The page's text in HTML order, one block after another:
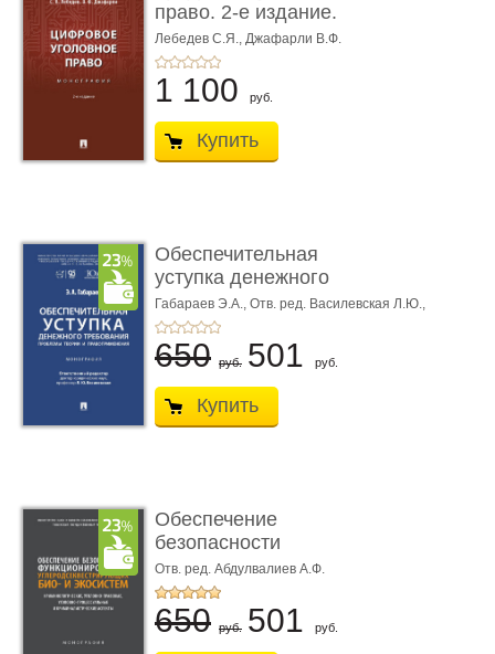
право. 2-е издание.
Монограф ...
Лебедев С.Я., Джафарли В.Ф.
1 100 руб.
Купить
Обеспечительная
уступка денежного
требования ...
Габараев Э.А., Отв. ред. Василевская Л.Ю.,
вступ. сл. Каретина М.Г.
650 руб. 501 руб.
Купить
Обеспечение
безопасности
функционирования уг
...
Отв. ред. Абдулвалиев А.Ф.
650 руб. 501 руб.